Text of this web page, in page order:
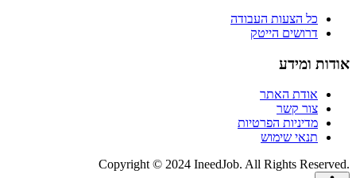
כל הצעות העבודה
דרושים הייטק
אודות ומידע
אודת האתר
צור קשר
מדיניות הפרטיות
תנאי שימוש
Copyright © 2024 IneedJob. All Rights Reserved.